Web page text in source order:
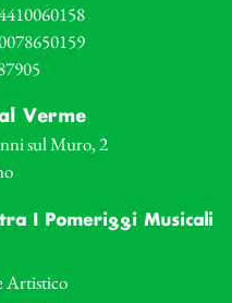
Verme
sul Muro, 2
I Pomeriggi Musicali
Artistico